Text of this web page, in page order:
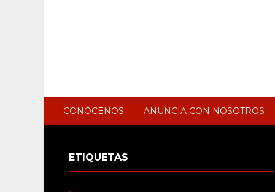
CONÓCENOS ANUNCIA CON NOSOTROS
ETIQUETAS